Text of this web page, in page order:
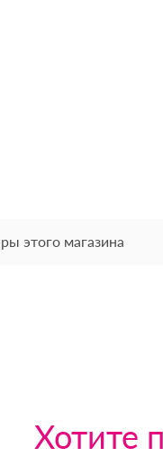
этого магазина
Хотите